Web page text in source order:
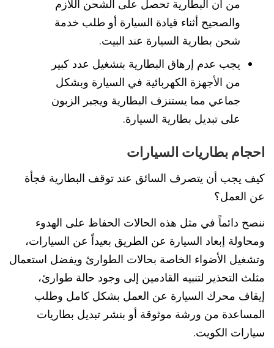
من أن البطارية تحصل على الشحن اللازم
والصحيح أثناء قيادة السيارة أو طلب خدمة
شحن بطارية السيارة عند البيت.
يجب عدم إرهاق البطارية بتشغيل عدد كبير
من الأجهزة الكهربائية في السيارة وبشكل
جماعي مما يستنزف البطارية ويجبر الزبون
على تبديل بطارية السيارة.
احجام بطاريات السيارات
كيف يجب أن يتصرف السائق عند توقف البطارية فجأة
عن العمل؟
ننصح دائماً في مثل هذه الحالات الحفاظ على الهدوء
ومحاولة إبعاد السيارة عن الطريق بعيداً عن السيارات،
وتشغيل الأضواء الخاصة بحالات الطوارئ ويفضل استعمال
مثلث التحذير لتنبيه القادمين إلى وجود حالة طوارئ،
إيقاف محرك السيارة عن العمل بشكل كامل وطلب
المساعدة من ورشة موثوقة أو بنشر تبديل بطاريات
سيارات الكويت.